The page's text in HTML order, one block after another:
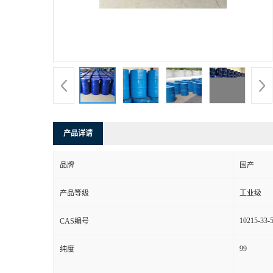
产品详请
品牌 国产
产品等级 工业级
CAS编号 10215-33-5
纯度 99